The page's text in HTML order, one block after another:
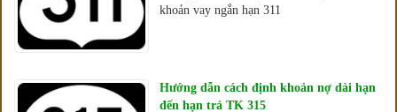
khoản vay ngắn hạn 311
Hướng dẫn cách định khoản nợ dài hạn
đến hạn trả TK 315